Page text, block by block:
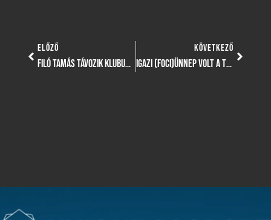
ELŐZŐ
FILÓ TAMÁS TÁVOZIK KLUBUNKTÓL
KÖVETKEZŐ
IGAZI (FOCI)ÜNNEP VOLT A TVE CSALÁDI NAP